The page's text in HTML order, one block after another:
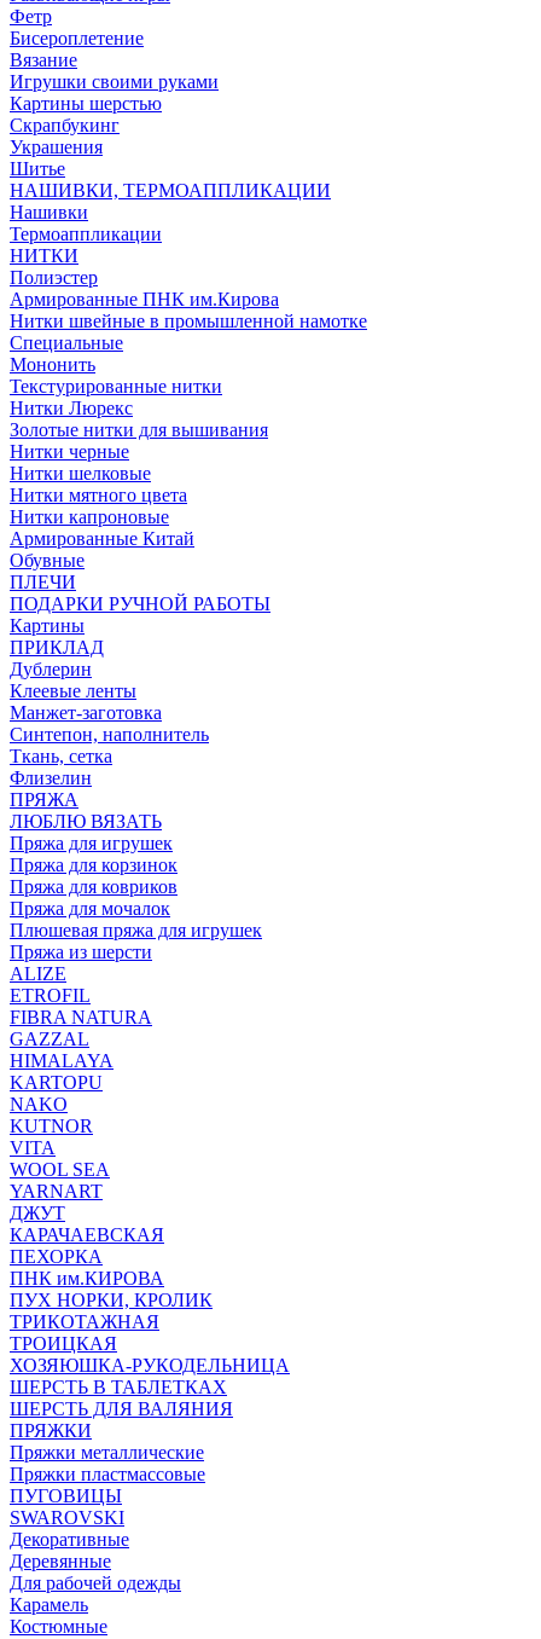
Фетр
Бисероплетение
Вязание
Игрушки своими руками
Картины шерстью
Скрапбукинг
Украшения
Шитье
НАШИВКИ, ТЕРМОАППЛИКАЦИИ
Нашивки
Термоаппликации
НИТКИ
Полиэстер
Армированные ПНК им.Кирова
Нитки швейные в промышленной намотке
Специальные
Мононить
Текстурированные нитки
Нитки Люрекс
Золотые нитки для вышивания
Нитки черные
Нитки шелковые
Нитки мятного цвета
Нитки капроновые
Армированные Китай
Обувные
ПЛЕЧИ
ПОДАРКИ РУЧНОЙ РАБОТЫ
Картины
ПРИКЛАД
Дублерин
Клеевые ленты
Манжет-заготовка
Синтепон, наполнитель
Ткань, сетка
Флизелин
ПРЯЖА
ЛЮБЛЮ ВЯЗАТЬ
Пряжа для игрушек
Пряжа для корзинок
Пряжа для ковриков
Пряжа для мочалок
Плюшевая пряжа для игрушек
Пряжа из шерсти
ALIZE
ETROFIL
FIBRA NATURA
GAZZAL
HIMALAYA
KARTOPU
NAKO
KUTNOR
VITA
WOOL SEA
YARNART
ДЖУТ
КАРАЧАЕВСКАЯ
ПЕХОРКА
ПНК им.КИРОВА
ПУХ НОРКИ, КРОЛИК
ТРИКОТАЖНАЯ
ТРОИЦКАЯ
ХОЗЯЮШКА-РУКОДЕЛЬНИЦА
ШЕРСТЬ В ТАБЛЕТКАХ
ШЕРСТЬ ДЛЯ ВАЛЯНИЯ
ПРЯЖКИ
Пряжки металлические
Пряжки пластмассовые
ПУГОВИЦЫ
SWAROVSKI
Декоративные
Деревянные
Для рабочей одежды
Карамель
Костюмные